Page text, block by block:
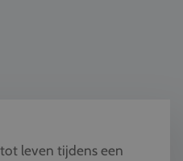
leven tijdens een